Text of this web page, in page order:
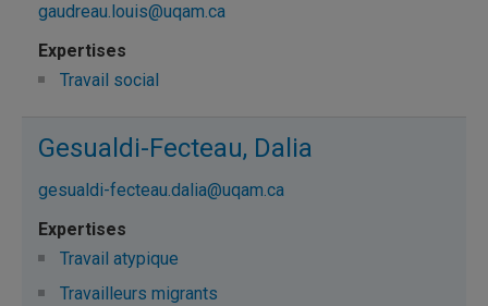
gaudreau.louis@uqam.ca
Travail social
Gesualdi-Fecteau, Dalia
gesualdi-fecteau.dalia@uqam.ca
Travail atypique
Travailleurs migrants